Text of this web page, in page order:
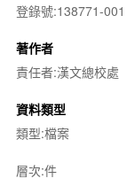
登錄號:138771-001
著作者
責任者:漢文總校處
資料類型
類型:檔案
層次:件